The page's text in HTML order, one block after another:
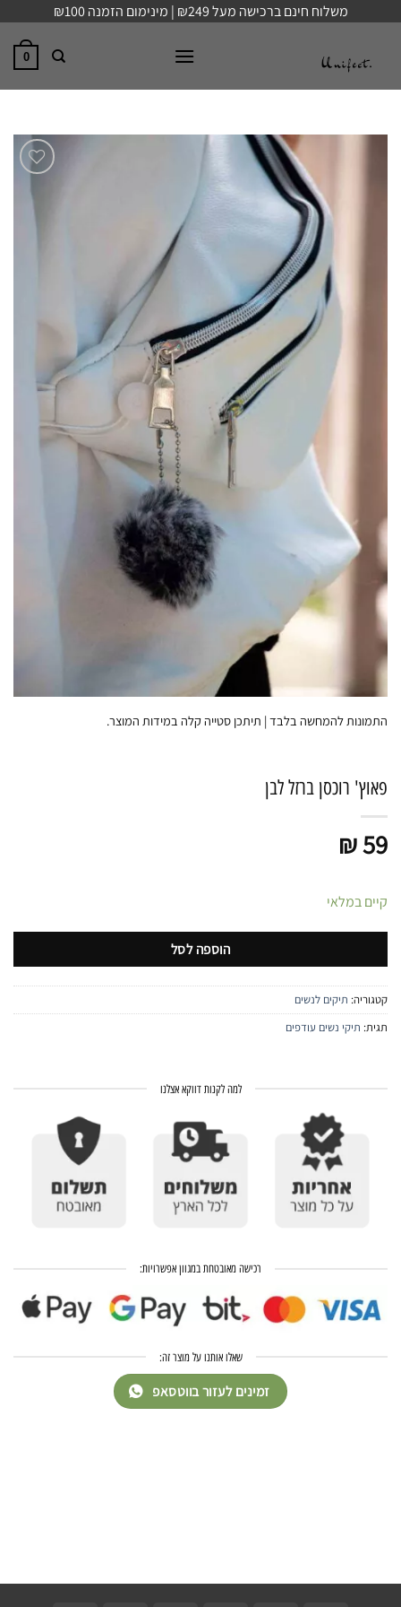
content
משלוח חינם ברכישה מעל ₪249 | מינימום הזמנה ₪100
0
התמונות להמחשה בלבד | תיתכן סטייה קלה במידות המוצר.
פאוץ' רוכסן ברזל לבן
₪59
קיים במלאי
הוספה לסל
קטגוריה: תיקים לנשים
תגית: תיקי נשים עודפים
למה לקנות דווקא אצלנו
רכישה מאובטחת במגוון אפשרויות:
שאלו אותנו על מוצר זה:
זמינים לעזור בווטסאפ